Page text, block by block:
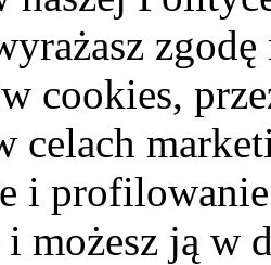
cookies,
celach
i
możesz ją w